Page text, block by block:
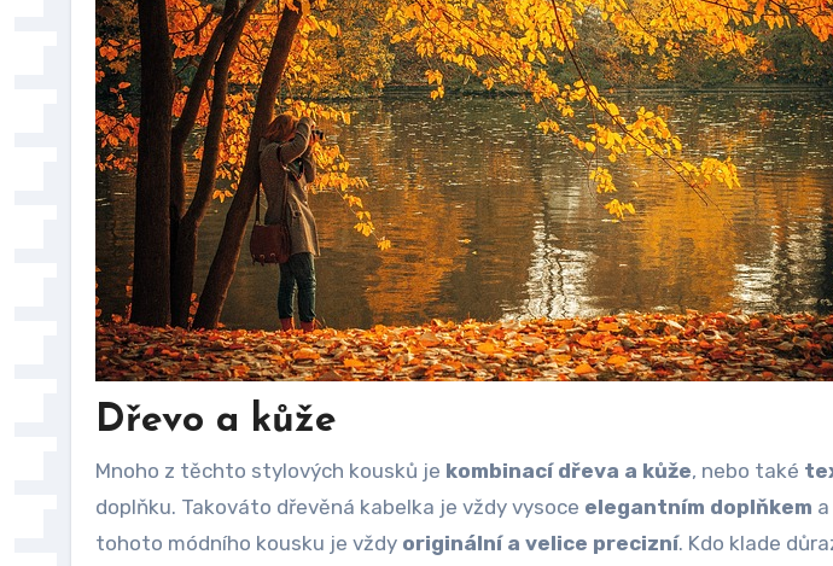
Dřevo a kůže
Mnoho z těchto stylových kousků je kombinací dřeva a kůže, nebo také
doplňku. Takováto dřevěná kabelka je vždy vysoce elegantním doplňkem a
tohoto módního kousku je vždy originální a velice precizní. Kdo klade